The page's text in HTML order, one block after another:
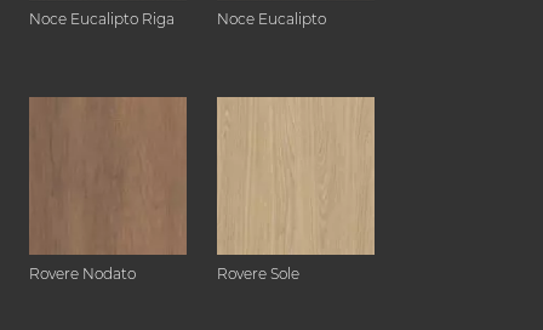
Noce Eucalipto Riga Noce Eucalipto
Rovere Nodato Rovere Sole